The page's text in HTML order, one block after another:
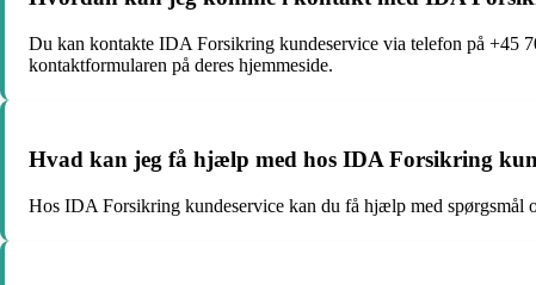
Du kan kontakte IDA Forsikring kundeservice via telefon på +45
kontaktformularen på deres hjemmeside.
Hvad kan jeg få hjælp med hos IDA Forsikring
Hos IDA Forsikring kundeservice kan du få hjælp med spørgsmål